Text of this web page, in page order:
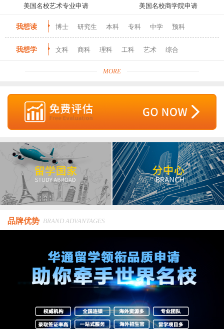
美国名校艺术专业申请 美国名校商学院申请
我想读 博士 研究生 本科 专科 中学 预科
我想学 文科 商科 理科 工科 艺术 综合
MORE
品牌优势 BRAND ADVANTAGES